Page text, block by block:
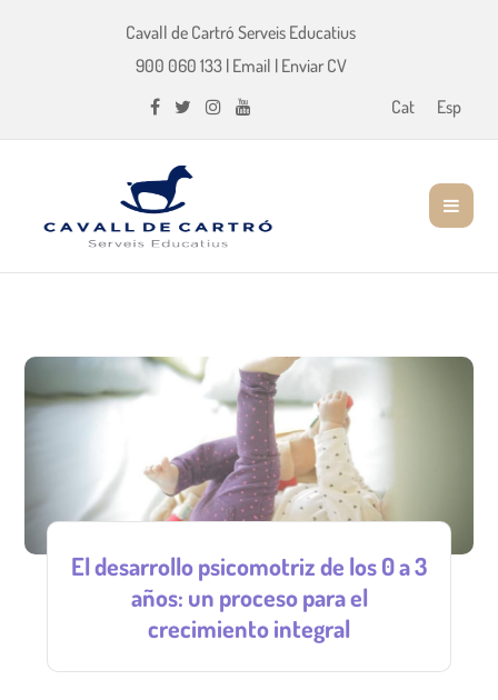
Cavall de Cartró Serveis Educatius
900 060 133| Email | Enviar CV
Cat
Esp
El desarrollo psicomotriz de los 0 a 3
años: un proceso para el
crecimiento integral